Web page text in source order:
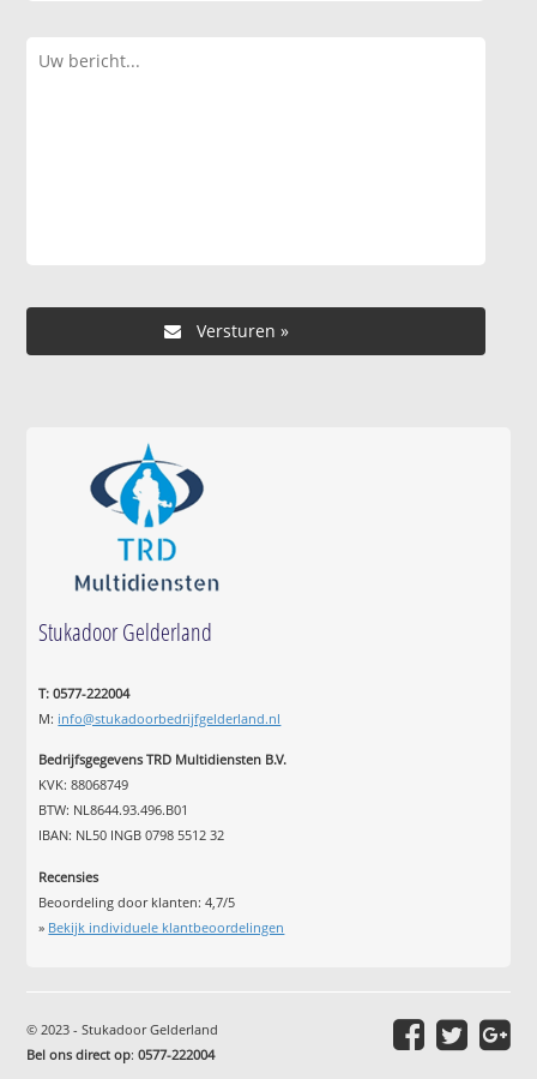
Stukadoor Gelderland
T: 0577-222004
M: info@stukadoorbedrijfgelderland.nl
Bedrijfsgegevens TRD Multidiensten B.V.
KVK: 88068749
BTW: NL8644.93.496.B01
IBAN: NL50 INGB 0798 5512 32
Recensies
Beoordeling door klanten:4,7/5
» Bekijk individuele klantbeoordelingen
© 2023 - Stukadoor Gelderland
Bel ons direct op:0577-222004